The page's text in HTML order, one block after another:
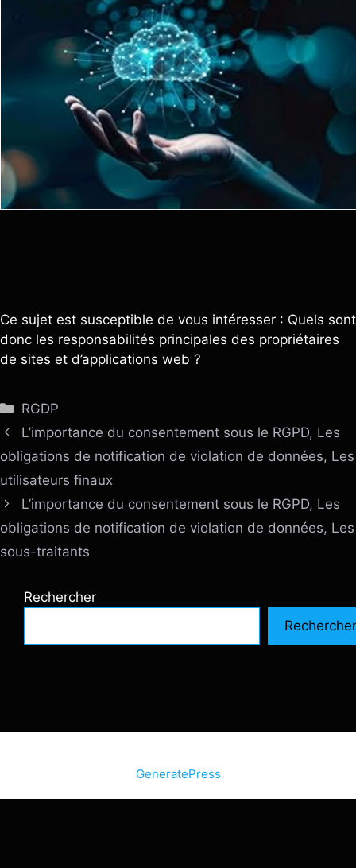
Ce sujet est susceptible de vous intéresser : Quels sont
donc les responsabilités principales des propriétaires
de sites et d’applications web ?
Catégories
RGDP
L’importance du consentement sous le RGPD, Les
obligations de notification de violation de données, Les
utilisateurs finaux
L’importance du consentement sous le RGPD, Les
obligations de notification de violation de données, Les
sous-traitants
Rechercher
Rechercher
GeneratePress